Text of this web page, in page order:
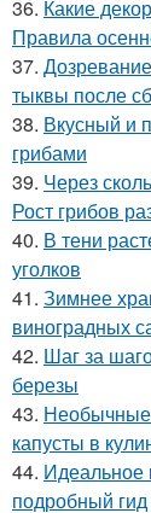
36. Какие
Правила
37.
тыквы после
38. Вкусный и
грибами
39. Через
Рост грибов
40. В тени
уголков
41. Зимнее
виноградных
42. Шаг за
березы
43. Необычные
капусты в
44. Идеальное
подробный гид